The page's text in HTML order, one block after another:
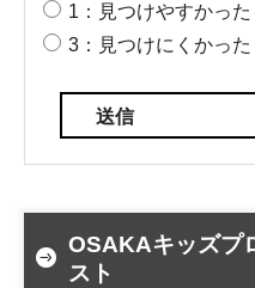
1：見つけやすかった
3：見つけにくかった
OSAKAキッズプ
スト